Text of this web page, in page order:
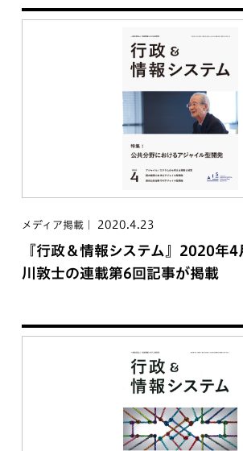
メディア掲載 2020.4.23
『行政＆情報システム』2020年
川敦士の連載第6回記事が掲載